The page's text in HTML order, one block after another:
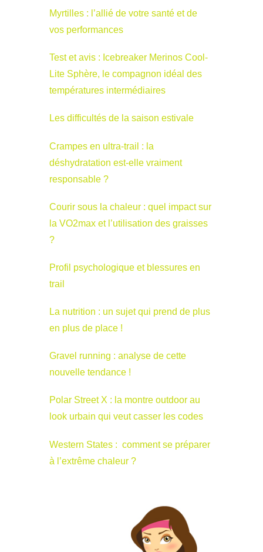
Myrtilles : l’allié de votre santé et de
vos performances
Test et avis : Icebreaker Merinos Cool-
Lite Sphère, le compagnon idéal des
températures intermédiaires
Les difficultés de la saison estivale
Crampes en ultra-trail : la
déshydratation est-elle vraiment
responsable ?
Courir sous la chaleur : quel impact sur
la VO2max et l’utilisation des graisses
?
Profil psychologique et blessures en
trail
La nutrition : un sujet qui prend de plus
en plus de place !
Gravel running : analyse de cette
nouvelle tendance !
Polar Street X : la montre outdoor au
look urbain qui veut casser les codes
Western States : comment se préparer
à l’extrême chaleur ?